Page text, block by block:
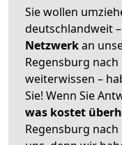
Sie wollen
deutschlandweit
Netzwerkan
Regensburg nach
weiterwissen –
Sie! Wenn Sie
was kostet
Regensburg nach